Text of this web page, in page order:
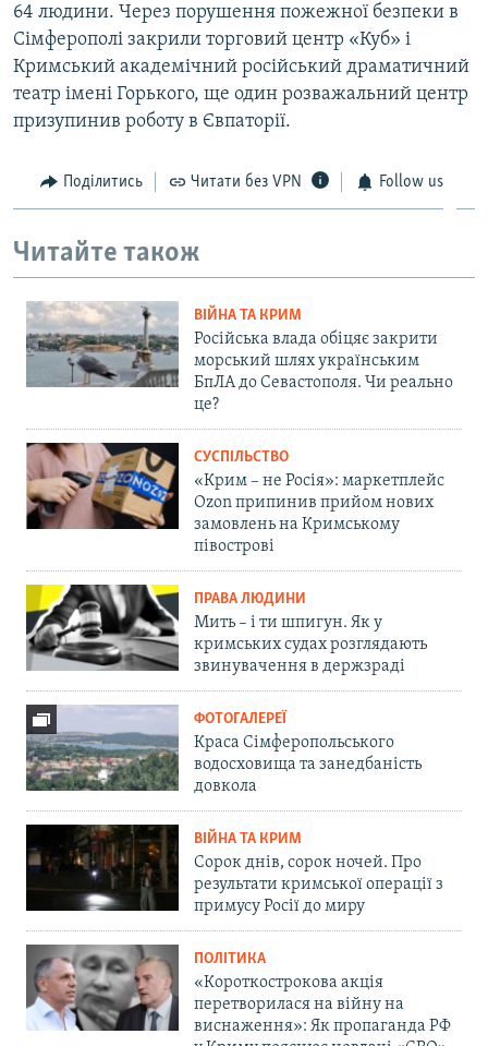
64 людини. Через порушення пожежної безпеки в
Сімферополі закрили торговий центр «Куб» і
Кримський академічний російський драматичний
театр імені Горького, ще один розважальний центр
призупинив роботу в Євпаторії.
Поділитись Читати без VPN Follow us
Читайте також
ВІЙНА ТА КРИМ
Російська влада обіцяє закрити
морський шлях українським
БпЛА до Севастополя. Чи реально
це?
СУСПІЛЬСТВО
«Крим – не Росія»: маркетплейс
Ozon припинив прийом нових
замовлень на Кримському
півострові
ПРАВА ЛЮДИНИ
Мить – і ти шпигун. Як у
кримських судах розглядають
звинувачення в держзраді
ФОТОГАЛЕРЕЇ
Краса Сімферопольського
водосховища та занедбаність
довкола
ВІЙНА ТА КРИМ
Сорок днів, сорок ночей. Про
результати кримської операції з
примусу Росії до миру
ПОЛІТИКА
«Короткострокова акція
перетворилася на війну на
виснаження»: Як пропаганда РФ